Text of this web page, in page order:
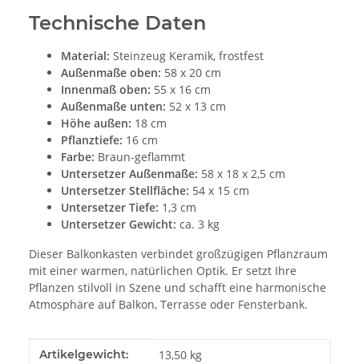
Technische Daten
Material: Steinzeug Keramik, frostfest
Außenmaße oben: 58 x 20 cm
Innenmaß oben: 55 x 16 cm
Außenmaße unten: 52 x 13 cm
Höhe außen: 18 cm
Pflanztiefe: 16 cm
Farbe: Braun-geflammt
Untersetzer Außenmaße: 58 x 18 x 2,5 cm
Untersetzer Stellfläche: 54 x 15 cm
Untersetzer Tiefe: 1,3 cm
Untersetzer Gewicht: ca. 3 kg
Dieser Balkonkasten verbindet großzügigen Pflanzraum
mit einer warmen, natürlichen Optik. Er setzt Ihre
Pflanzen stilvoll in Szene und schafft eine harmonische
Atmosphäre auf Balkon, Terrasse oder Fensterbank.
Produkteigenschaft
Wert
Artikelgewicht: 13,50 kg